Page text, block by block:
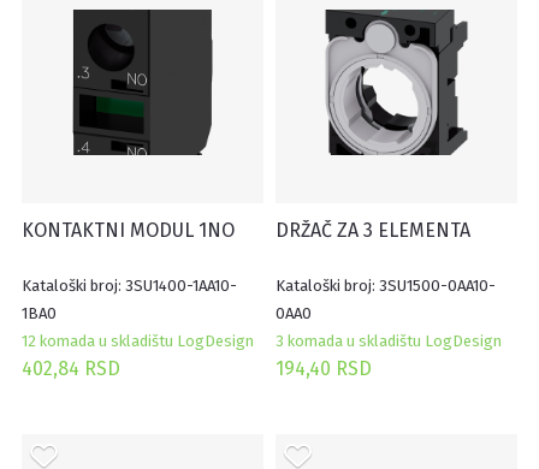
KONTAKTNI MODUL 1NO
Kataloški broj: 3SU1400-1AA10-
1BA0
12 komada u skladištu LogDesign
402,84 RSD
DRŽAČ ZA 3 ELEMENTA
Kataloški broj: 3SU1500-0AA10-
0AA0
3 komada u skladištu LogDesign
194,40 RSD